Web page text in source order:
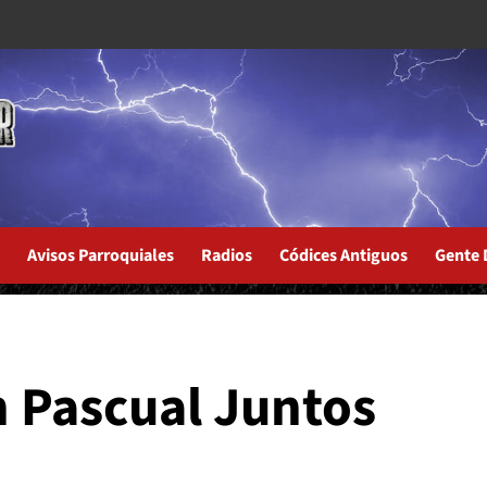
Avisos Parroquiales Radios Códices Antiguos Gente
Pascual Juntos